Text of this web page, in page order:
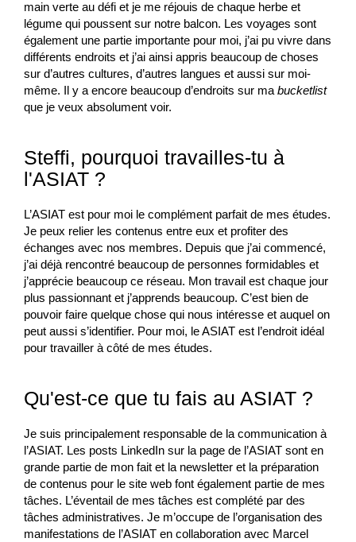
main verte au défi et je me réjouis de chaque herbe et
légume qui poussent sur notre balcon. Les voyages sont
également une partie importante pour moi, j’ai pu vivre dans
différents endroits et j’ai ainsi appris beaucoup de choses
sur d’autres cultures, d’autres langues et aussi sur moi-
même. Il y a encore beaucoup d’endroits sur ma bucketlist
que je veux absolument voir.
Steffi, pourquoi travailles-tu à
l'ASIAT ?
L’ASIAT est pour moi le complément parfait de mes études.
Je peux relier les contenus entre eux et profiter des
échanges avec nos membres. Depuis que j’ai commencé,
j’ai déjà rencontré beaucoup de personnes formidables et
j’apprécie beaucoup ce réseau. Mon travail est chaque jour
plus passionnant et j’apprends beaucoup. C’est bien de
pouvoir faire quelque chose qui nous intéresse et auquel on
peut aussi s’identifier. Pour moi, le ASIAT est l’endroit idéal
pour travailler à côté de mes études.
Qu'est-ce que tu fais au ASIAT ?
Je suis principalement responsable de la communication à
l’ASIAT. Les posts LinkedIn sur la page de l’ASIAT sont en
grande partie de mon fait et la newsletter et la préparation
de contenus pour le site web font également partie de mes
tâches. L’éventail de mes tâches est complété par des
tâches administratives. Je m’occupe de l’organisation des
manifestations de l’ASIAT en collaboration avec Marcel